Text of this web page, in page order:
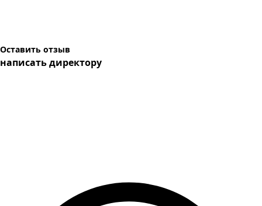
Оставить отзыв
написать директору